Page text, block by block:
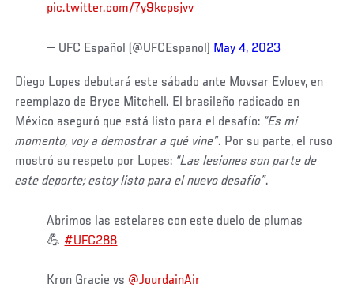
pic.twitter.com/7y9kcpsjvv
— UFC Español (@UFCEspanol) May 4, 2023
Diego Lopes debutará este sábado ante Movsar Evloev, en
reemplazo de Bryce Mitchell. El brasileño radicado en
México aseguró que está listo para el desafío: “Es mi
momento, voy a demostrar a qué vine”. Por su parte, el ruso
mostró su respeto por Lopes: “Las lesiones son parte de
este deporte; estoy listo para el nuevo desafío”.
Abrimos las estelares con este duelo de plumas
💪 #UFC288
Kron Gracie vs @JourdainAir